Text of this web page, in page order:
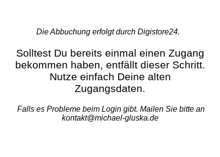
Die Abbuchung erfolgt durch Digistore24.
Solltest Du bereits einmal einen Zugang
bekommen haben, entfällt dieser Schritt.
Nutze einfach Deine alten
Zugangsdaten.
Falls es Probleme beim Login gibt. Mailen Sie bitte an
kontakt@michael-gluska.de